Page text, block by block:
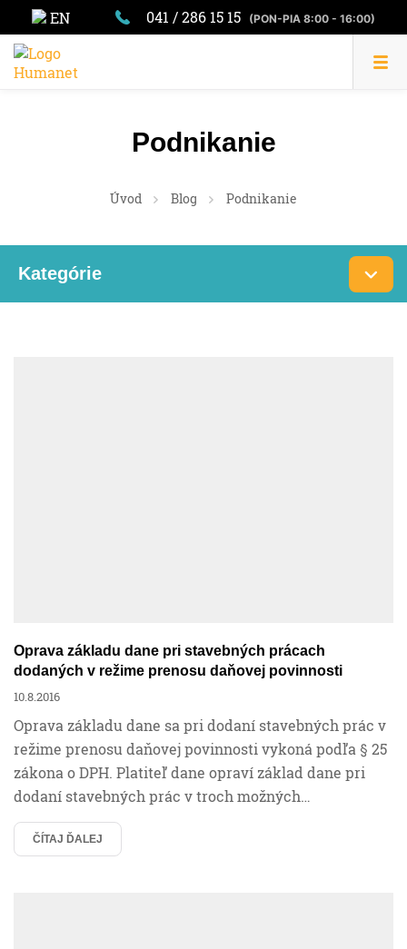
EN 041 / 286 15 15 (PON-PIA 8:00 - 16:00)
Podnikanie
Úvod Blog Podnikanie
Kategórie
Ročné zúčtovanie
Sociálne poistenie
Oprava základu dane pri stavebných prácach
dodaných v režime prenosu daňovej povinnosti
10.8.2016
Oprava základu dane sa pri dodaní stavebných prác v
režime prenosu daňovej povinnosti vykoná podľa § 25
zákona o DPH. Platiteľ dane opraví základ dane pri
dodaní stavebných prác v troch možných…
ČÍTAJ ĎALEJ